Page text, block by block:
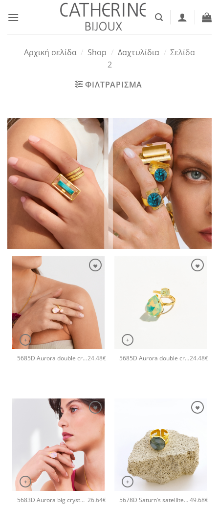
στο
Αρχική σελίδα / Shop / Δαχτυλίδια / Σελίδα
2
ΦΙΛΤΡΑΡΙΣΜΑ
+
5685D Aurora double crystal drop χειροποίητο δαχτυλιδι Catherine bijoux Σομόν24.48€
+
5685D Aurora double crystal drop χειροποίητο δαχτυλιδι Catherine bijoux Πράσινο24.48€
+
5683D Aurora big crystal drop χειροποίητο δαχτυλιδι Catherine bijoux Σομόν 26.64€
+
5678D Saturn’s satellite stone χειροποίητο δαχτυλιδι Catherine bijoux Χρυσό49.68€